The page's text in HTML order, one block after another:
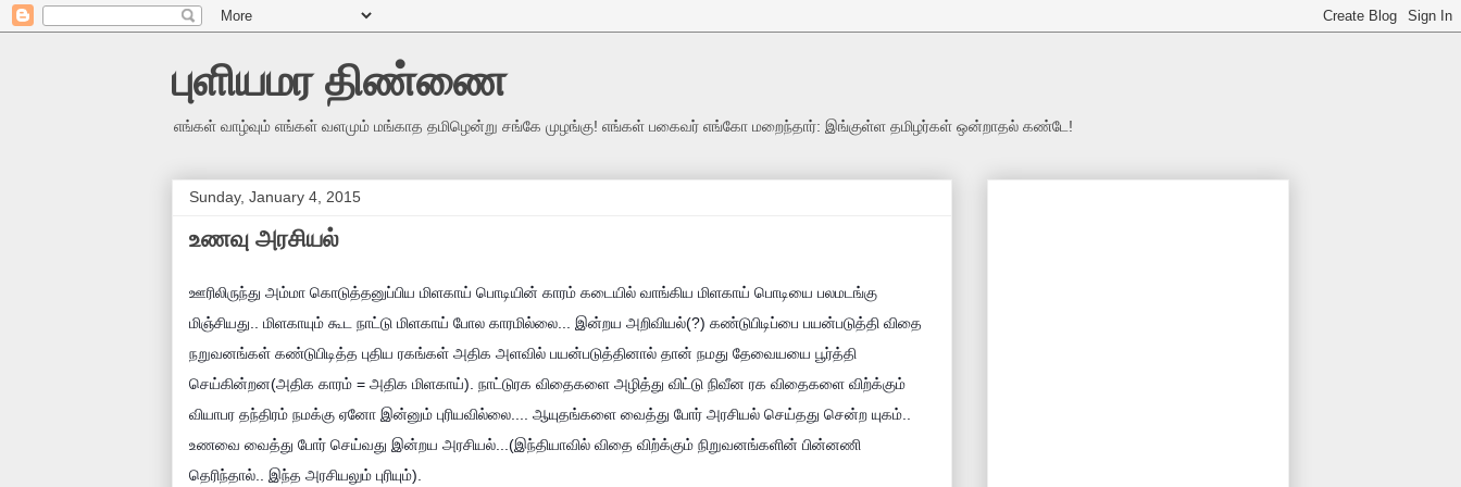
புளியமர திண்ணை
எங்கள் வாழ்வும் எங்கள் வளமும் மங்காத தமிழென்று சங்கே முழங்கு! எங்கள் பகைவர் எங்கோ மறைந்தார்: இங்குள்ள தமிழர்கள் ஒன்றாதல் கண்டே!
Sunday, January 4, 2015
உணவு அரசியல்
ஊரிலிருந்து அம்மா கொடுத்தனுப்பிய மிளகாய் பொடியின் காரம் கடையில் வாங்கிய மிளகாய் பொடியை பலமடங்கு
மிஞ்சியது.. மிளகாயும் கூட நாட்டு மிளகாய் போல காரமில்லை... இன்றய அறிவியல்(?) கண்டுபிடிப்பை பயன்படுத்தி விதை
நறுவனங்கள் கண்டுபிடித்த புதிய ரகங்கள் அதிக அளவில் பயன்படுத்தினால் தான் நமது தேவையயை பூர்த்தி
செய்கின்றன(அதிக காரம் = அதிக மிளகாய்). நாட்டுரக விதைகளை அழித்து விட்டு நிவீன ரக விதைகளை விற்க்கும்
வியாபர தந்திரம் நமக்கு ஏனோ இன்னும் புரியவில்லை.... ஆயுதங்களை வைத்து போர் அரசியல் செய்தது சென்ற யுகம்..
உணவை வைத்து போர் செய்வது இன்றய அரசியல்...(இந்தியாவில் விதை விற்க்கும் நிறுவனங்களின் பின்னணி
தெரிந்தால்.. இந்த அரசியலும் புரியும்).